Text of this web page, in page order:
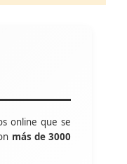
online que se
más de 3000